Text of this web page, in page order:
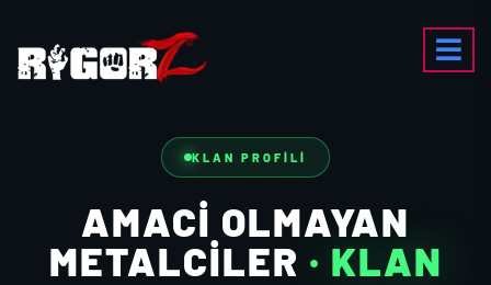
KLAN PROFILI
AMACI OLMAYAN
METALCILER · KLAN